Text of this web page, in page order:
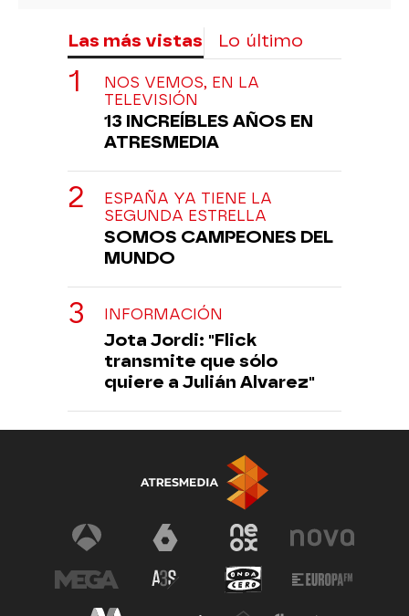
Las más vistas Lo último
NOS VEMOS, EN LA
TELEVISIÓN
13 INCREÍBLES AÑOS EN
ATRESMEDIA
ESPAÑA YA TIENE LA
SEGUNDA ESTRELLA
SOMOS CAMPEONES DEL
MUNDO
INFORMACIÓN
Jota Jordi: "Flick
transmite que sólo
quiere a Julián Alvarez"